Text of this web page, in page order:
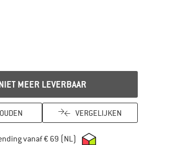
MEER LEVERBAAR
VERGELIJKEN
vanaf € 69 (NL) Vind hier de